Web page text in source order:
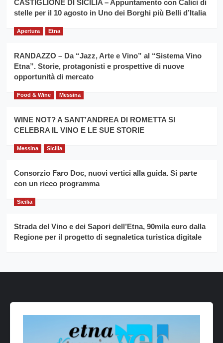
filiera
grano
per
il
anno
Franco
Caruso
CASTIGLIONE DI SICILIA – Appuntamento con Calici di
stelle per il 10 agosto in Uno dei Borghi più Belli d’Italia
Apertura Etna
RANDAZZO – Da “Jazz, Arte e Vino” al “Sistema Vino
Etna”. Storie, protagonisti e prospettive di nuove
opportunità di mercato
Food & Wine Messina
WINE NOT? A SANT’ANDREA DI ROMETTA SI
CELEBRA IL VINO E LE SUE STORIE
Messina Sicilia
Consorzio Faro Doc, nuovi vertici alla guida. Si parte
con un ricco programma
Sicilia
Strada del Vino e dei Sapori dell’Etna, 90mila euro dalla
Regione per il progetto di segnaletica turistica digitale